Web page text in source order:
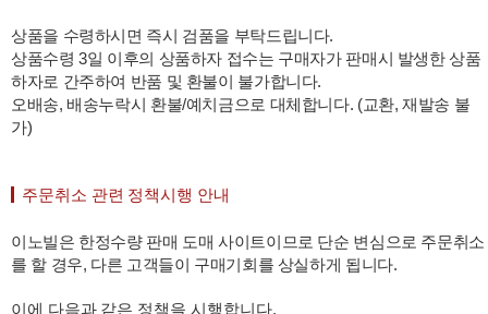
상품을 수령하시면 즉시 검품을 부탁드립니다.
상품수령 3일 이후의 상품하자 접수는 구매자가 판매시 발생한 상품
하자로 간주하여 반품 및 환불이 불가합니다.
오배송, 배송누락시 환불/예치금으로 대체합니다. (교환, 재발송 불
가)
주문취소 관련 정책시행 안내
이노빌은 한정수량 판매 도매 사이트이므로 단순 변심으로 주문취소
를 할 경우, 다른 고객들이 구매기회를 상실하게 됩니다.
이에 다음과 같은 정책을 시행합니다.